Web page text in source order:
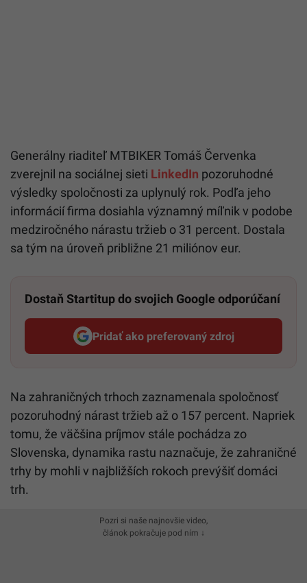
Generálny riaditeľ MTBIKER Tomáš Červenka
zverejnil na sociálnej sieti LinkedIn pozoruhodné
výsledky spoločnosti za uplynulý rok. Podľa jeho
informácií firma dosiahla významný míľnik v podobe
medziročného nárastu tržieb o 31 percent. Dostala
sa tým na úroveň približne 21 miliónov eur.
Dostaň Startitup do svojich Google odporúčaní
Pridať ako preferovaný zdroj
Startitup, odkaz sa otvorí v
Na zahraničných trhoch zaznamenala spoločnosť
pozoruhodný nárast tržieb až o 157 percent. Napriek
tomu, že väčšina príjmov stále pochádza zo
Slovenska, dynamika rastu naznačuje, že zahraničné
trhy by mohli v najbližších rokoch prevýšiť domáci
trh.
Pozri si naše najnovšie video,
článok pokračuje pod ním ↓